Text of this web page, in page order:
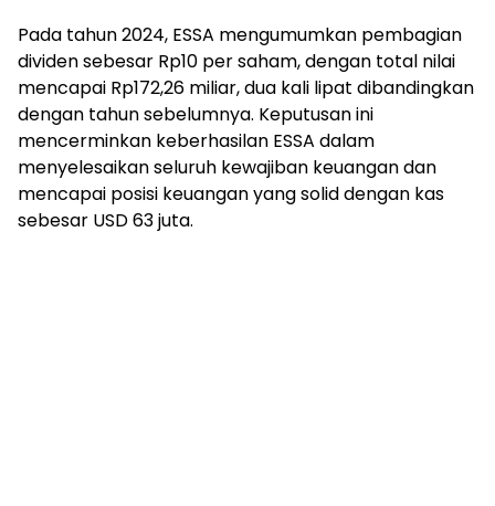
Pada tahun 2024, ESSA mengumumkan pembagian
dividen sebesar Rp10 per saham, dengan total nilai
mencapai Rp172,26 miliar, dua kali lipat dibandingkan
dengan tahun sebelumnya. Keputusan ini
mencerminkan keberhasilan ESSA dalam
menyelesaikan seluruh kewajiban keuangan dan
mencapai posisi keuangan yang solid dengan kas
sebesar USD 63 juta.